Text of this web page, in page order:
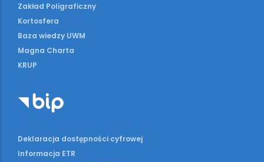
Zakład Poligraficzny
Kortosfera
Baza wiedzy UWM
Magna Charta
KRUP
Deklaracja dostępności cyfrowej
Informacja ETR